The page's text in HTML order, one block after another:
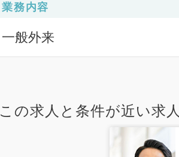
業務内容
一般外来
この求人と条件が近い求人